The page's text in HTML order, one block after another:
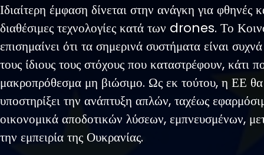
Ιδιαίτερη έμφαση δίνεται στην ανάγκη για φθηνές
διαθέσιμες τεχνολογίες κατά των drones. Το
επισημαίνει ότι τα σημερινά συστήματα είναι
τους ίδιους τους στόχους που καταστρέφουν, κάτι
μακροπρόθεσμα μη βιώσιμο. Ως εκ τούτου, η ΕΕ θα
υποστηρίξει την ανάπτυξη απλών, ταχέως
οικονομικά αποδοτικών λύσεων, εμπνευσμένων,
την εμπειρία της Ουκρανίας.